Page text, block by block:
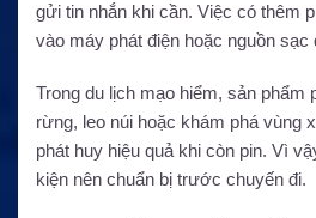
gửi tin nhắn khi cần. Việc có thêm
vào máy phát điện hoặc nguồn sạc
Trong du lịch mạo hiểm, sản phẩm
rừng, leo núi hoặc khám phá vùng
phát huy hiệu quả khi còn pin. Vì
kiện nên chuẩn bị trước chuyến đi.